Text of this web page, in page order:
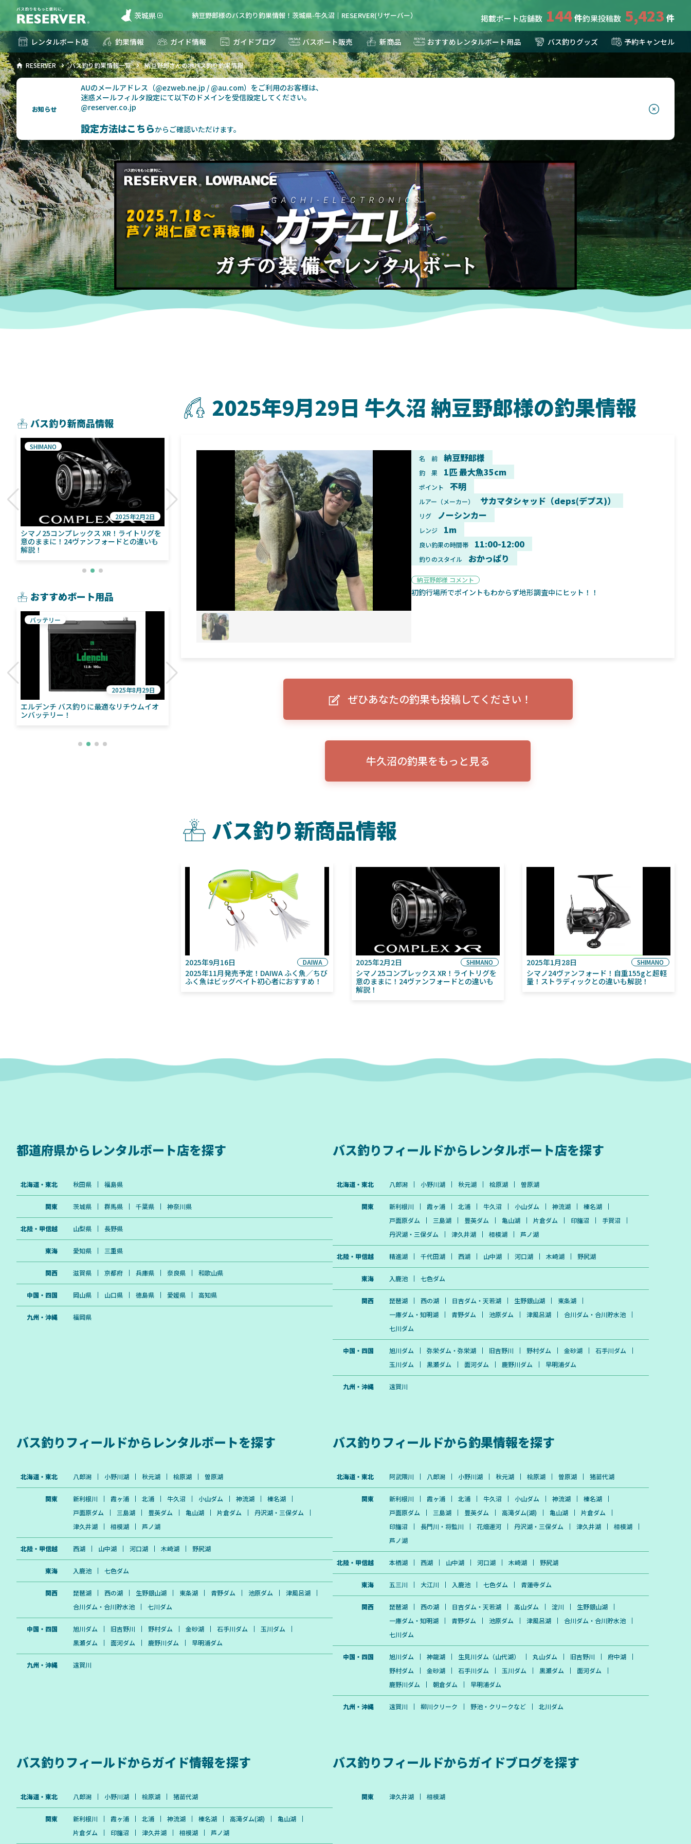
茨城県 納豆野郎様のバス釣り釣果情報！茨城県-牛久沼｜RESERVER(リザーバー） 掲載ボート店舗数 144 釣果投稿数 5,423
レンタルボート店 釣果情報 ガイド情報 ガイドブログ バスボート販売 新商品 おすすめレンタルボート用品 バス釣りグッズ 予約キャンセル
RESERVER バス釣り釣果情報一覧 納豆野郎さんの地バス釣り釣果情報
お知らせ
AUのメールアドレス（@ezweb.ne.jp / @au.com）をご利用のお客様は、
迷惑メールフィルタ設定にて以下のドメインを受信設定してください。
@reserver.co.jp
設定方法はこちらからご確認いただけます。
2025年9月29日 牛久沼 納豆野郎様の釣果情報
名 前 納豆野郎様
釣 果 1匹 最大魚35cm
ポイント 不明
ルアー（メーカー） サカマタシャッド（deps(デプス)）
リグ ノーシンカー
レンジ 1m
良い釣果の時間帯 11:00-12:00
釣りのスタイル おかっぱり
納豆野郎様 コメント
初釣行場所でポイントもわからず地形調査中にヒット！！
ぜひあなたの釣果も投稿してください！
牛久沼の釣果をもっと見る
バス釣り新商品情報
2025年9月16日 DAIWA
2025年11月発売予定！DAIWA ふく魚／ちび
ふく魚はビッグベイト初心者におすすめ！
2025年2月2日 SHIMANO
シマノ25コンプレックス XR！ライトリグを
意のままに！24ヴァンフォードとの違いも
解説！
2025年1月28日 SHIMANO
シマノ24ヴァンフォード！自重155gと超軽
量！ストラディックとの違いも解説！
バス釣り新商品情報
シマノ25コンプレックス XR！ライトリグを
意のままに！24ヴァンフォードとの違いも
解説！
SHIMANO
2025年2月2日
シマノ24ヴァンフォード！自重155gと超軽
量！ストラディックとの違いも解説！
2025年1月28日
2025年11月発売予定！DAIWA ふく魚／ちび
ふく魚はビッグベイト初心者におすすめ！
2025年9月16日
意のままに！24ヴァンフォードとの違いも
解説！
おすすめボート用品
エルデンチ バス釣りに最適なリチウムイオ
ンバッテリー！
バッテリー
2025年8月29日
ライブソナーをより身近に！HOOK REVEAL
魚探
ELowrance EAGLE 7/9インチ トリプルショ
ローランス イーグルアイ（EAGLE EYE）イ
ンプレ！ガーミンとの比較も併せてご説明い
たします
都道府県から レンタルボート店を探す
北海道・東北 秋田県 福島県
関東 茨城県 群馬県 千葉県 神奈川県
北陸・甲信越 山梨県 長野県
東海 愛知県 三重県
関西 滋賀県 京都府 兵庫県 奈良県 和歌山県
中国・四国 岡山県 山口県 徳島県 愛媛県 高知県
九州・沖縄 福岡県
バス釣りフィールドから レンタルボート店を探す
北海道・東北 八郎潟 小野川湖 秋元湖 桧原湖 曽原湖
関東 新利根川 霞ヶ浦 北浦 牛久沼 小山ダム 神流湖
榛名湖
戸面原ダム
三島湖 豊英ダム 亀山湖 片倉ダム 印旛沼
手賀沼
丹沢湖・三保ダム
津久井湖 相模湖 芦ノ湖
北陸・甲信越 精進湖 千代田湖 西湖 山中湖 河口湖 木崎湖 野尻湖
東海 入鹿池 七色ダム
関西 琵琶湖 西の湖 日吉ダム・天若湖 生野銀山湖
東条湖
一庫ダム・知明湖
青野ダム 池原ダム 津風呂湖
合川ダム・合川貯水池
七川ダム
中国・四国 旭川ダム 弥栄ダム・弥栄湖 旧吉野川 野村ダム 金砂湖
石手川ダム
玉川ダム
黒瀬ダム 面河ダム 鹿野川ダム 早明浦ダム
九州・沖縄 遠賀川
バス釣りフィールドから レンタルボートを探す
北海道・東北 八郎潟 小野川湖 秋元湖 桧原湖 曽原湖
関東 新利根川 霞ヶ浦 北浦 牛久沼 小山ダム 神流湖
榛名湖
戸面原ダム
三島湖 豊英ダム 亀山湖 片倉ダム
丹沢湖・三保ダム
津久井湖
相模湖 芦ノ湖
北陸・甲信越 西湖 山中湖 河口湖 木崎湖 野尻湖
東海 入鹿池 七色ダム
関西 琵琶湖 西の湖 生野銀山湖 東条湖 青野ダム 池原ダム
津風呂湖
合川ダム・合川貯水池
七川ダム
中国・四国 旭川ダム 旧吉野川 野村ダム 金砂湖 石手川ダム
玉川ダム
黒瀬ダム
面河ダム 鹿野川ダム 早明浦ダム
九州・沖縄 遠賀川
バス釣りフィールドから釣果情報を探す
北海道・東北 阿武隈川 八郎潟 小野川湖 秋元湖 桧原湖 曽原湖 猪苗代湖
関東 新利根川 霞ヶ浦 北浦 牛久沼 小山ダム 神流湖
榛名湖
戸面原ダム
三島湖 豊英ダム 高滝ダム(湖) 亀山湖
片倉ダム
印旛沼
長門川・将監川 花畑運河 丹沢湖・三保ダム 津久井湖
相模湖
芦ノ湖
北陸・甲信越 本栖湖 西湖 山中湖 河口湖 木崎湖 野尻湖
東海 五三川 大江川 入鹿池 七色ダム 青蓮寺ダム
関西 琵琶湖 西の湖 日吉ダム・天若湖 高山ダム 淀川
生野銀山湖
一庫ダム・知明湖
青野ダム 池原ダム 津風呂湖
合川ダム・合川貯水池
七川ダム
中国・四国 旭川ダム 神龍湖 生見川ダム（山代湖） 丸山ダム 旧吉野川
府中湖
野村ダム
金砂湖 石手川ダム 玉川ダム 黒瀬ダム
面河ダム
鹿野川ダム
朝倉ダム 早明浦ダム
九州・沖縄 遠賀川 柳川クリーク 野池・クリークなど 北川ダム
バス釣りフィールドからガイド情報を探す
北海道・東北 八郎潟 小野川湖 桧原湖 猪苗代湖
関東 新利根川 霞ヶ浦 北浦 神流湖 榛名湖 高滝ダム(湖)
亀山湖
片倉ダム
印旛沼 津久井湖 相模湖 芦ノ湖
バス釣りフィールドからガイドブログを探す
関東 津久井湖 相模湖